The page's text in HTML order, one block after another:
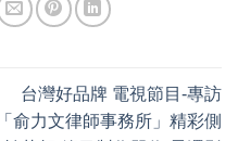
台灣好品牌 電視節目-專訪
「俞力文律師事務所」精彩側